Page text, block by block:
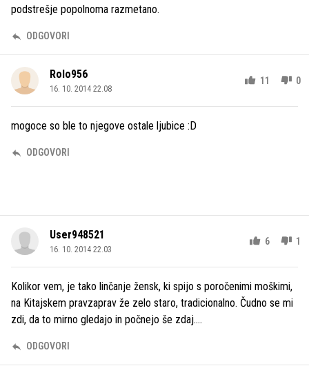
podstrešje popolnoma razmetano.
ODGOVORI
Rolo956
16. 10. 2014 22.08
11 0
mogoce so ble to njegove ostale ljubice :D
ODGOVORI
User948521
16. 10. 2014 22.03
6 1
Kolikor vem, je tako linčanje žensk, ki spijo s poročenimi moškimi,
na Kitajskem pravzaprav že zelo staro, tradicionalno. Čudno se mi
zdi, da to mirno gledajo in počnejo še zdaj....
ODGOVORI